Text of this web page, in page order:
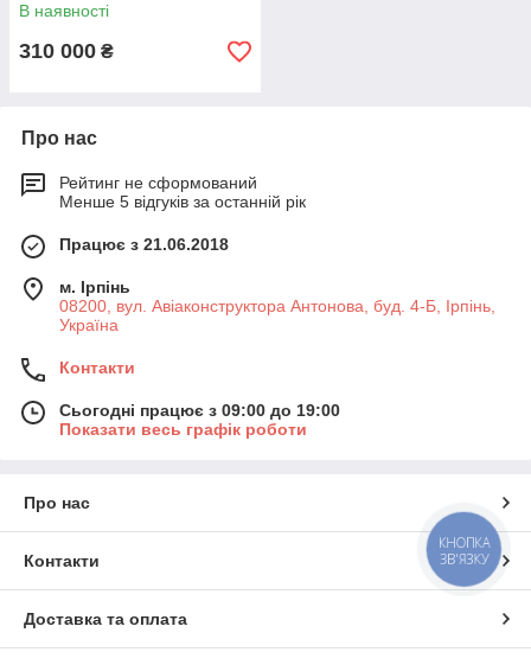
В наявності
310 000 ₴
Про нас
Рейтинг не сформований
Менше 5 відгуків за останній рік
Працює з 21.06.2018
м. Ірпінь
08200, вул. Авіаконструктора Антонова, буд. 4-Б, Ірпінь,
Україна
Контакти
Сьогодні працює з 09:00 до 19:00
Показати весь графік роботи
Про нас
Контакти
Доставка та оплата
КНОПКА
ЗВ'ЯЗКУ